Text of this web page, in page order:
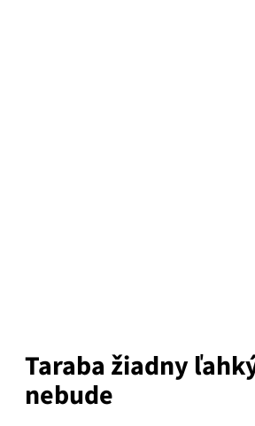
Taraba žiadny
nebude